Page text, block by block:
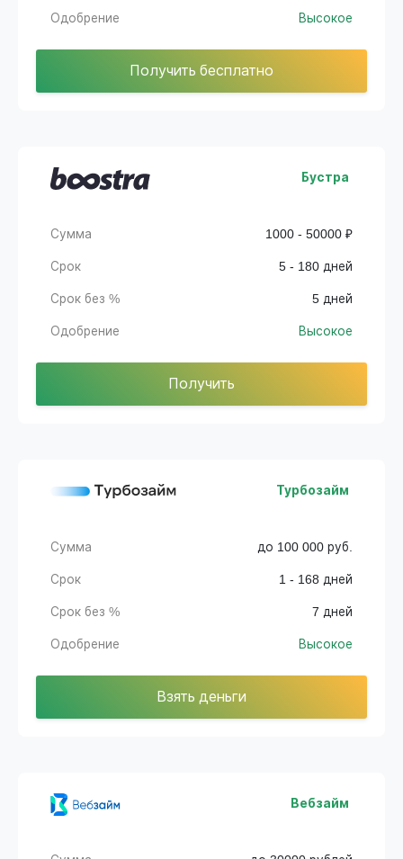
Одобрение Высокое
Получить бесплатно
Бустра
Сумма 1000 - 50000 ₽
Срок 5 - 180 дней
Срок без % 5 дней
Одобрение Высокое
Получить
Турбозайм
Сумма до 100 000 руб.
Срок 1 - 168 дней
Срок без % 7 дней
Одобрение Высокое
Взять деньги
Вебзайм